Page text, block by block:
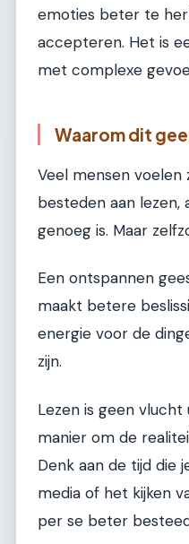
emoties beter te
accepteren. Het is
met complexe
Waarom dit
Veel mensen voelen
besteden aan
genoeg is. Maar
Een ontspannen
maakt betere
energie voor de
zijn.
Lezen is geen
manier om de
Denk aan de tijd die
media of het kijken
per se beter